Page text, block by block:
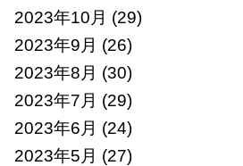
2023年10月 (29)
2023年9月 (26)
2023年8月 (30)
2023年7月 (29)
2023年6月 (24)
2023年5月 (27)